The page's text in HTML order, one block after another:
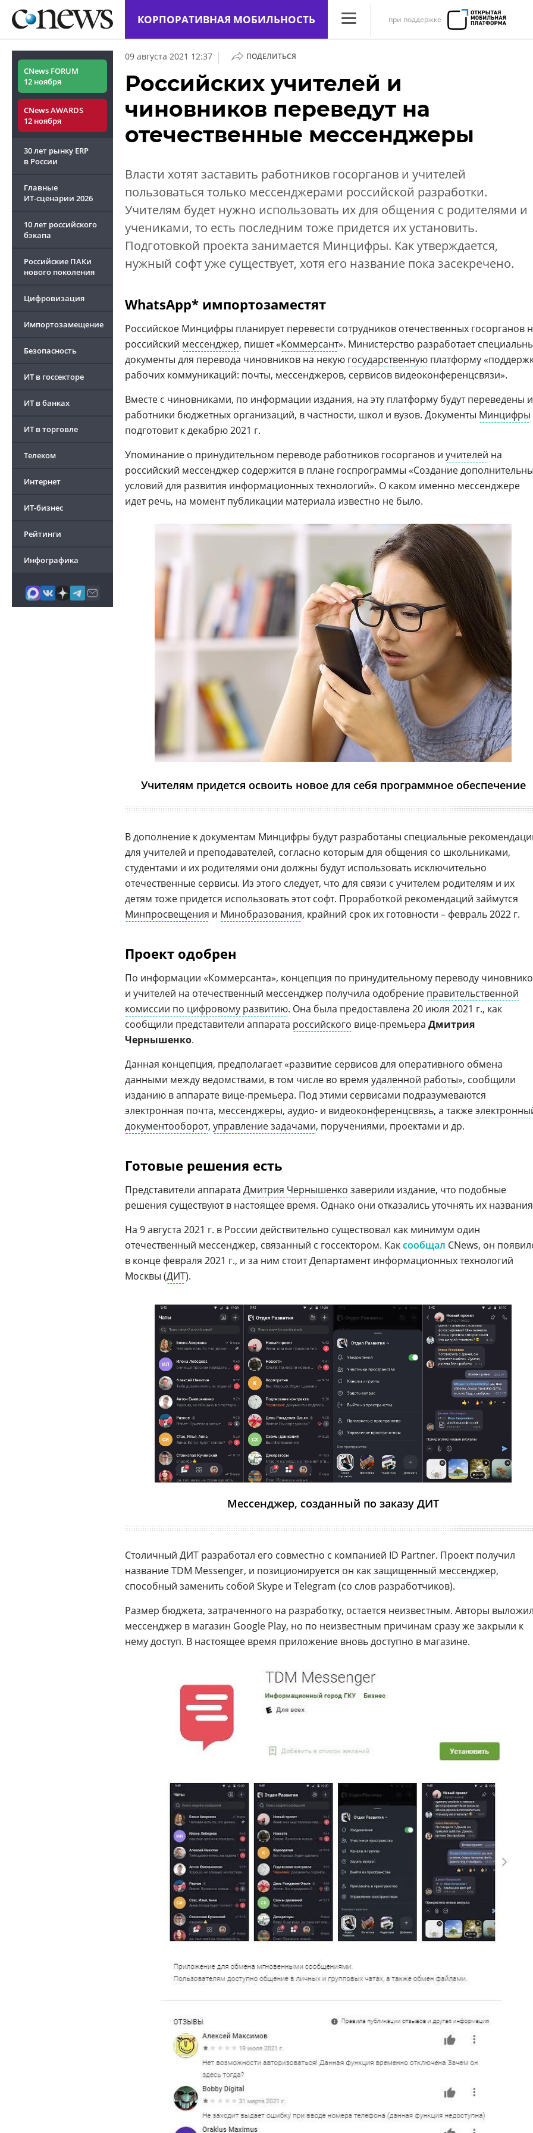
КОРПОРАТИВНАЯ МОБИЛЬНОСТЬ
Конференции
Маркет
Техника
при поддержке
CNews FORUM
12 ноября
CNews AWARDS
12 ноября
30 лет рынку ERP
в России
Главные
ИТ-сценарии 2026
10 лет российского
бэкапа
Российские ПАКи
нового поколения
Цифровизация
Импортозамещение
Безопасность
ИТ в госсекторе
ИТ в банках
ИТ в торговле
Телеком
Интернет
ИТ-бизнес
Рейтинги
Инфографика
09 августа 2021 12:37 | ПОДЕЛИТЬСЯ
Российских учителей и
чиновников переведут на
отечественные мессенджеры
Власти хотят заставить работников госорганов и учителей
пользоваться только мессенджерами российской разработки.
Учителям будет нужно использовать их для общения с родителями и
учениками, то есть последним тоже придется их установить.
Подготовкой проекта занимается Минцифры. Как утверждается,
нужный софт уже существует, хотя его название пока засекречено.
WhatsApp* импортозаместят
Российское Минцифры планирует перевести сотрудников отечественных госорганов
российский мессенджер, пишет «Коммерсант». Министерство разработает
документы для перевода чиновников на некую государственную платформу
рабочих коммуникаций: почты, мессенджеров, сервисов видеоконференцсвязи».
Вместе с чиновниками, по информации издания, на эту платформу будут переведены и
работники бюджетных организаций, в частности, школ и вузов. Документы Минцифры
подготовит к декабрю 2021 г.
Упоминание о принудительном переводе работников госорганов и учителей на
российский мессенджер содержится в плане госпрограммы «Создание
условий для развития информационных технологий». О каком именно мессенджере
идет речь, на момент публикации материала известно не было.
Учителям придется освоить новое для себя программное обеспечение
В дополнение к документам Минцифры будут разработаны специальные
для учителей и преподавателей, согласно которым для общения со школьниками,
студентами и их родителями они должны будут использовать исключительно
отечественные сервисы. Из этого следует, что для связи с учителем родителям и их
детям тоже придется использовать этот софт. Проработкой рекомендаций займутся
Минпросвещения и Минобразования, крайний срок их готовности – февраль 2022 г.
Проект одобрен
По информации «Коммерсанта», концепция по принудительному переводу
и учителей на отечественный мессенджер получила одобрение правительственной
комиссии по цифровому развитию. Она была предоставлена 20 июля 2021 г., как
сообщили представители аппарата российского вице-премьера Дмитрия
Чернышенко.
Данная концепция, предполагает «развитие сервисов для оперативного обмена
данными между ведомствами, в том числе во время удаленной работы», сообщили
изданию в аппарате вице-премьера. Под этими сервисами подразумеваются
электронная почта, мессенджеры, аудио- и видеоконференцсвязь, а также
документооборот, управление задачами, поручениями, проектами и др.
Готовые решения есть
Представители аппарата Дмитрия Чернышенко заверили издание, что подобные
решения существуют в настоящее время. Однако они отказались уточнять их
На 9 августа 2021 г. в России действительно существовал как минимум один
отечественный мессенджер, связанный с госсектором. Каксообщал CNews, он
в конце февраля 2021 г., и за ним стоит Департамент информационных технологий
Москвы (ДИТ).
Мессенджер, созданный по заказу ДИТ
Столичный ДИТ разработал его совместно с компанией ID Partner. Проект получил
название TDM Messenger, и позиционируется он какзащищенный мессенджер,
способный заменить собой Skype и Telegram (со слов разработчиков).
Размер бюджета, затраченного на разработку, остается неизвестным. Авторы
мессенджер в магазин Google Play, но по неизвестным причинам сразу же закрыли к
нему доступ. В настоящее время приложение вновь доступно в магазине.